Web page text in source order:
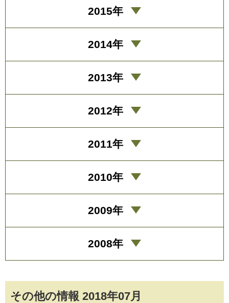
その他の情報 2018年07月
2015年
2014年
2013年
2012年
2011年
2010年
2009年
2008年